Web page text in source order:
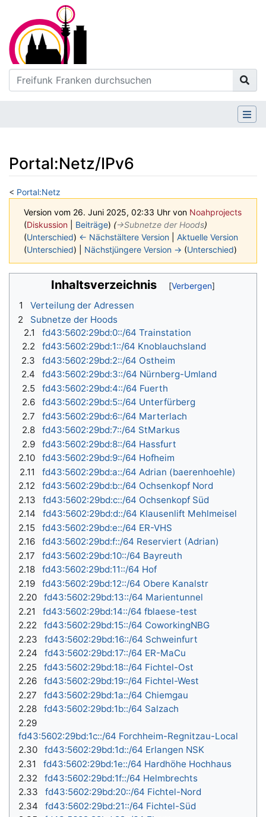
Portal:Netz/IPv6
< Portal:Netz
Version vom 26. Juni 2025, 02:33 Uhr von Noahprojects
(Diskussion Beiträge) (→‎Subnetze der Hoods)
(Unterschied) ← Nächstältere Version
Aktuelle Version
(Unterschied) | Nächstjüngere Version → (Unterschied)
Wechseln zu:Navigation,Suche
Inhaltsverzeichnis
1
Verteilung der Adressen
2
Subnetze der Hoods
2.1
fd43:5602:29bd:0::/64 Trainstation
2.2
fd43:5602:29bd:1::/64 Knoblauchsland
2.3
fd43:5602:29bd:2::/64 Ostheim
2.4
fd43:5602:29bd:3::/64 Nürnberg-Umland
2.5
fd43:5602:29bd:4::/64 Fuerth
2.6
fd43:5602:29bd:5::/64 Unterfürberg
2.7
fd43:5602:29bd:6::/64 Marterlach
2.8
fd43:5602:29bd:7::/64 StMarkus
2.9
fd43:5602:29bd:8::/64 Hassfurt
2.10
fd43:5602:29bd:9::/64 Hofheim
2.11
fd43:5602:29bd:a::/64 Adrian (baerenhoehle)
2.12
fd43:5602:29bd:b::/64 Ochsenkopf Nord
2.13
fd43:5602:29bd:c::/64 Ochsenkopf Süd
2.14
fd43:5602:29bd:d::/64 Klausenlift Mehlmeisel
2.15
fd43:5602:29bd:e::/64 ER-VHS
2.16
fd43:5602:29bd:f::/64 Reserviert (Adrian)
2.17
fd43:5602:29bd:10::/64 Bayreuth
2.18
fd43:5602:29bd:11::/64 Hof
2.19
fd43:5602:29bd:12::/64 Obere Kanalstr
2.20
fd43:5602:29bd:13::/64 Marientunnel
2.21
fd43:5602:29bd:14::/64 fblaese-test
2.22
fd43:5602:29bd:15::/64 CoworkingNBG
2.23
fd43:5602:29bd:16::/64 Schweinfurt
2.24
fd43:5602:29bd:17::/64 ER-MaCu
2.25
fd43:5602:29bd:18::/64 Fichtel-Ost
2.26
fd43:5602:29bd:19::/64 Fichtel-West
2.27
fd43:5602:29bd:1a::/64 Chiemgau
2.28
fd43:5602:29bd:1b::/64 Salzach
2.29
fd43:5602:29bd:1c::/64 Forchheim-Regnitzau-Local
2.30
fd43:5602:29bd:1d::/64 Erlangen NSK
2.31
fd43:5602:29bd:1e::/64 Hardhöhe Hochhaus
2.32
fd43:5602:29bd:1f::/64 Helmbrechts
2.33
fd43:5602:29bd:20::/64 Fichtel-Nord
2.34
fd43:5602:29bd:21::/64 Fichtel-Süd